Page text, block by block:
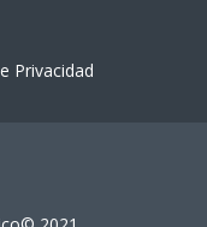
Privacidad